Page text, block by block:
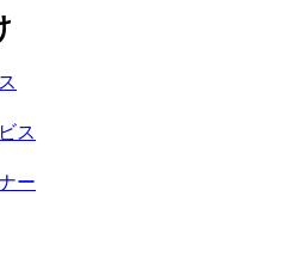
ス
ー